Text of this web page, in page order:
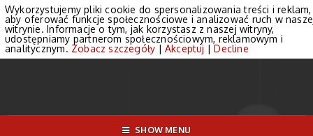
SHOW MENU
Wykorzystujemy pliki cookie do spersonalizowania treści i reklam,
aby oferować funkcje społecznościowe i analizować ruch w
witrynie. Informacje o tym, jak korzystasz z naszej witryny,
udostępniamy partnerom społecznościowym, reklamowym i
analitycznym. Zobacz szczegóły | Akceptuj |Decline